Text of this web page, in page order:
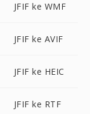
JFIF ke WMF
JFIF ke AVIF
JFIF ke HEIC
JFIF ke RTF